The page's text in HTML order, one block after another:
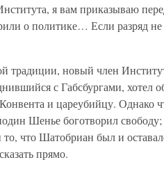
я вам приказываю
о политике… Если разряд
традиции, новый член
с Габсбургами,
и цареубийцу. Однако
Шенье боготворил
что Шатобриан был и
прямо.